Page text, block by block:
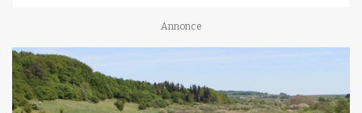
Annonce